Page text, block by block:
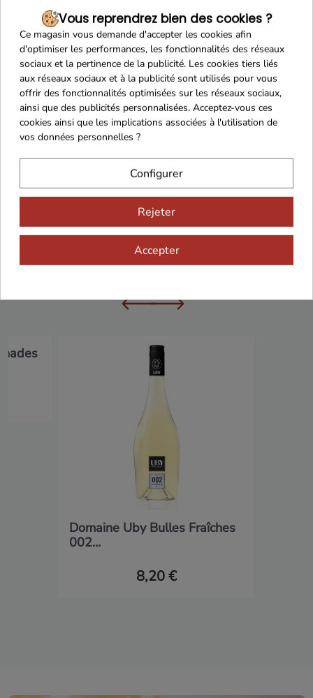
Franco de port 79€ Livraison 24h/48h
Cadeaux dès 99€
Vous aimerez aussi...
Domaine Uby Bulles Fraîches
002...
8,20 €
Vous reprendrez bien des cookies ?
Ce magasin vous demande d'accepter les cookies afin
d'optimiser les performances, les fonctionnalités des réseaux
sociaux et la pertinence de la publicité. Les cookies tiers liés
aux réseaux sociaux et à la publicité sont utilisés pour vous
offrir des fonctionnalités optimisées sur les réseaux sociaux,
ainsi que des publicités personnalisées. Acceptez-vous ces
cookies ainsi que les implications associées à l'utilisation de
vos données personnelles ?
Configurer
Rejeter
Accepter